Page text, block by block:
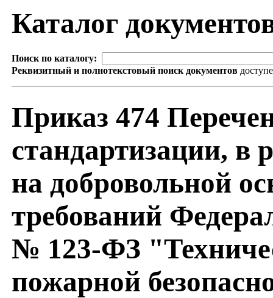
Каталог
Поиск по каталогу:
Реквизитный и полнотекстовый поиск документов
Приказ 474
стандартизации, в
на добровольной
требований
№ 123-ФЗ
пожарной